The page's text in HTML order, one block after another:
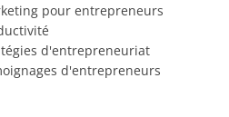
pour entrepreneurs
d'entrepreneuriat
d'entrepreneurs